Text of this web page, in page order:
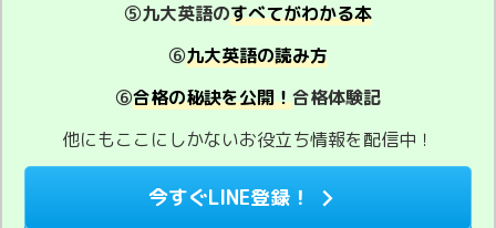
⑤九大英語のすべてがわかる本
⑥九大英語の読み方
⑥合格の秘訣を公開！合格体験記
他にもここにしかないお役立ち情報を配信中！
今すぐLINE登録！